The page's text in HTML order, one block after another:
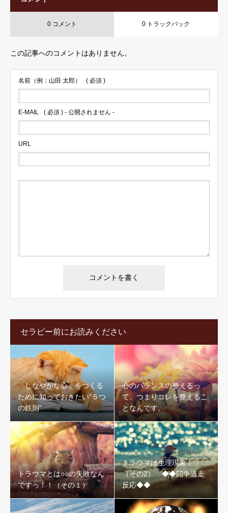
0 コメント 0 トラックバック
この記事へのコメントはありません。
名前（例：山田 太郎） ( 必須 )
E-MAIL ( 必須 ) - 公開されません -
URL
セラピー前にお読みください
「しなやかな心」をつくる
ために知っておきたい”５つ
の鉄則”
心のバランスの整えるっ
て、つまりコレを整えるこ
となんです。
トラウマとは○○の失敗なん
ですっ！！（その１）
トラウマは生理現象！？
（その2） ◆◆闘争逃走
反応◆◆